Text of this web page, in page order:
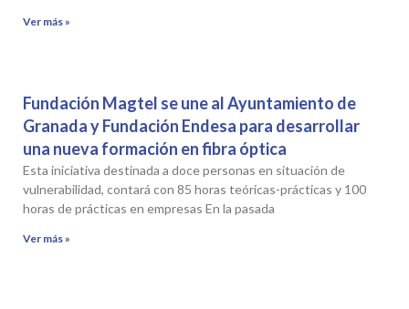
Ver más »
Fundación Magtel se une al Ayuntamiento de
Granada y Fundación Endesa para desarrollar
una nueva formación en fibra óptica
Esta iniciativa destinada a doce personas en situación de
vulnerabilidad, contará con 85 horas teóricas-prácticas y 100
horas de prácticas en empresas En la pasada
Ver más »